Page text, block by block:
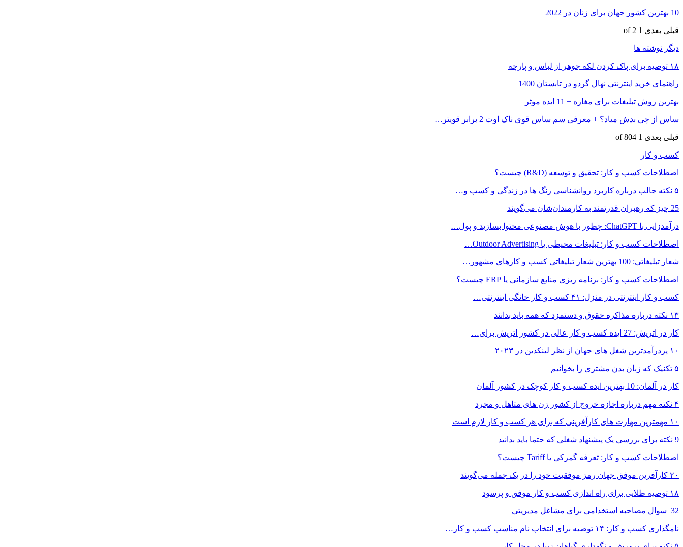
10 بهترین کشور جهان برای زنان در 2022
قبلی بعدی 1 of 2
دیگر نوشته ها
۱۸ توصیه برای پاک کردن لکه جوهر از لباس و پارچه
راهنمای خرید اینترنتی نهال گردو در تابستان 1400
بهترین روش تبلیغات برای مغازه + 11 ایده موثر
ساس از چی بدش میاد؟ + معرفی سم ساس قوی ناک اوت 2 برابر قویتر…
قبلی بعدی 1 of 804
کسب و کار
اصطلاحات کسب و کار: تحقیق و توسعه (R&D) چیست؟
۵ نکته جالب درباره کاربرد روانشناسی رنگ ها در زندگی و کسب و…
25 چیز که رهبران قدرتمند به کارمندان‌شان می‌گویند
درآمدزایی با ChatGPT: چطور با هوش مصنوعی محتوا بسازید و پول…
اصطلاحات کسب و کار: تبلیغات محیطی یا Outdoor Advertising…
شعار تبلیغاتی: 100 بهترین شعار تبلیغاتی کسب و کارهای مشهور…
اصطلاحات کسب و کار: برنامه ریزی منابع سازمانی یا ERP چیست؟
کسب و کار اینترنتی در منزل: ۴۱ کسب و کار خانگی اینترنتی…
۱۳ نکته درباره مذاکره حقوق و دستمزد که همه باید بدانند
کار در اتریش: 27 ایده کسب و کار عالی در کشور اتریش برای…
۱۰ پردرآمدترین شغل های جهان از نظر لینکدین در ۲۰۲۳
۵ تکنیک که زبان بدن مشتری را بخوانیم
کار در آلمان: 10 بهترین ایده کسب و کار کوچک در کشور آلمان
۴ نکته مهم درباره اجازه خروج از کشور زن های متاهل و مجرد
۱۰ مهمترین مهارت های کارآفرینی که برای هر کسب و کار لازم است
9 نکته برای بررسی یک پیشنهاد شغلی که حتما باید بدانید
اصطلاحات کسب و کار: تعرفه گمرکی یا Tariff چیست؟
۲۰ کارآفرین موفق جهان رمز موفقیت خود را در یک جمله می‌گویند
۱۸ توصیه طلایی برای راه اندازی کسب و کار موفق و پرسود
‎ 32 سوال مصاحبه استخدامی برای مشاغل مدیریتی
نامگذاری کسب و کار: ۱۴ توصیه برای انتخاب نام مناسب کسب و کار…